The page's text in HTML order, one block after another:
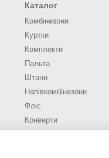
Каталог
Комбінезони
Куртки
Комплекти
Пальта
Штани
Напівкомбінезони
Фліс
Конверти